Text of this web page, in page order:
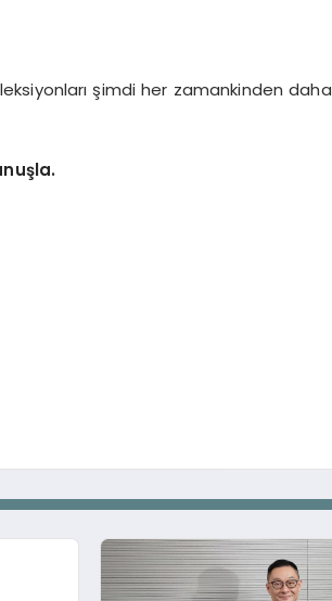
şimdi her zamankinden daha